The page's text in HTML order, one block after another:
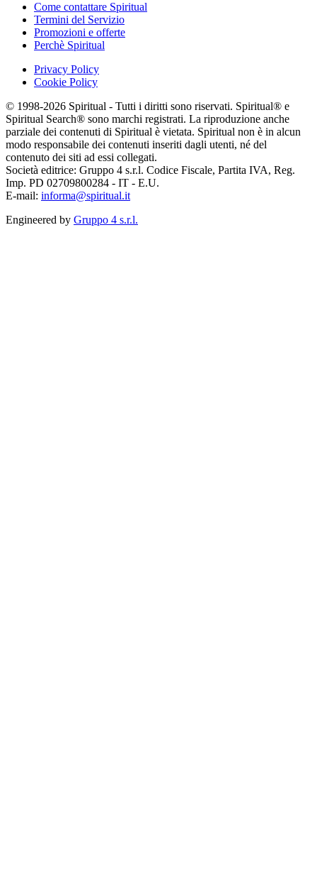
Come contattare Spiritual
Termini del Servizio
Promozioni e offerte
Perchè Spiritual
Privacy Policy
Cookie Policy
© 1998-2026 Spiritual - Tutti i diritti sono riservati. Spiritual® e
Spiritual Search® sono marchi registrati. La riproduzione anche
parziale dei contenuti di Spiritual è vietata. Spiritual non è in alcun
modo responsabile dei contenuti inseriti dagli utenti, né del
contenuto dei siti ad essi collegati.
Società editrice: Gruppo 4 s.r.l. Codice Fiscale, Partita IVA, Reg.
Imp. PD 02709800284 - IT - E.U.
E-mail: informa@spiritual.it
Engineered by Gruppo 4 s.r.l.